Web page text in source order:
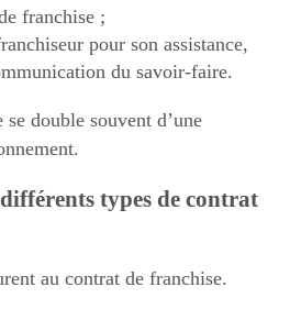
franchise ;
pour son assistance,
du savoir-faire.
double souvent d’une
types de contrat
au contrat de franchise.